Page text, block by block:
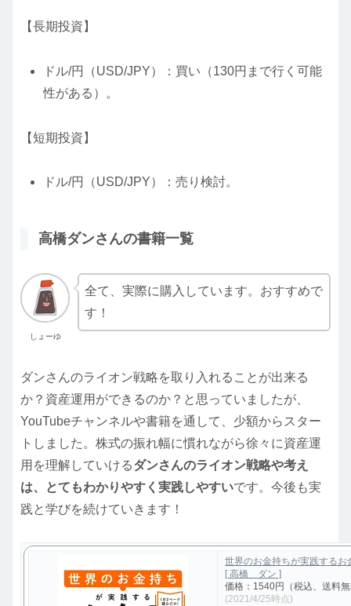
【長期投資】
ドル/円（USD/JPY）：買い（130円まで行く可能
性がある）。
【短期投資】
ドル/円（USD/JPY）：売り検討。
高橋ダンさんの書籍一覧
しょーゆ
全て、実際に購入しています。おすすめで
す！
ダンさんのライオン戦略を取り入れることが出来る
か？資産運用ができるのか？と思っていましたが、
YouTubeチャンネルや書籍を通して、少額からスター
トしました。株式の振れ幅に慣れながら徐々に資産運
用を理解していけるダンさんのライオン戦略や考え
は、とてもわかりやすく実践しやすいです。今後も実
践と学びを続けていきます！
世界のお金持ちが実践するお
[ 高橋 ダン ]
価格：1540円（税込、送料
(2021/4/25時点)